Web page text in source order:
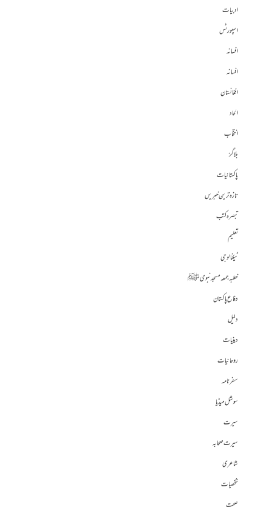
ادبیات
اسپورٹس
افسانہ
افسانہ
افغانستان
الحاد
انتخاب
بلاگز
پاکستانیات
تازہ ترین خبریں
تبصرہ کتب
تعلیم
ٹیکنالوجی
خطبہ جمعہ مسجد نبوی ﷺ
دفاع پاکستان
دلیل
دینیات
روحانیات
سفرنامہ
سوشل میڈیا
سیرت
سیرت صحابہ
شاعری
شخصیات
صحت